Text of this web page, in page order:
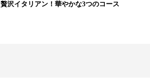
贅沢イタリアン！華やかな3つのコース